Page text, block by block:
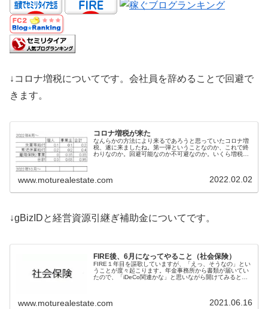
↓コロナ増税についてです。会社員を辞めることで回避で
きます。
コロナ増税が来た
なんらかの方法により来るであろうと思っていたコロナ増
税、遂に来ましたね。第一弾ということなのか、これで終
わりなのか。回避可能なのか不可避なのか。いくら増税な
www.moturealestate.com 2022.02.02
↓gBizIDと経営資源引継ぎ補助金についてです。
FIRE後、6月になってやること（社会保険）
FIRE１年目を謳歌していますが、「えっ、そうなの」とい
うことが度々起こります。年金事務所から書類が届いてい
たので、「iDeCo関連かな」と思いながら開けてみると、
www.moturealestate.com 2021.06.16